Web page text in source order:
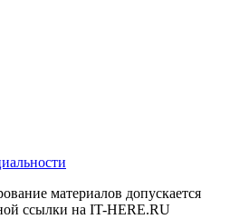
материалов допускается
ссылки на IT-HERE.RU